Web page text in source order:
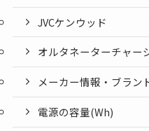
JVCケンウッド
オルタネーターチャー
メーカー情報・ブラン
電源の容量(Wh)